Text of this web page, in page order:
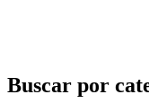
Buscar por